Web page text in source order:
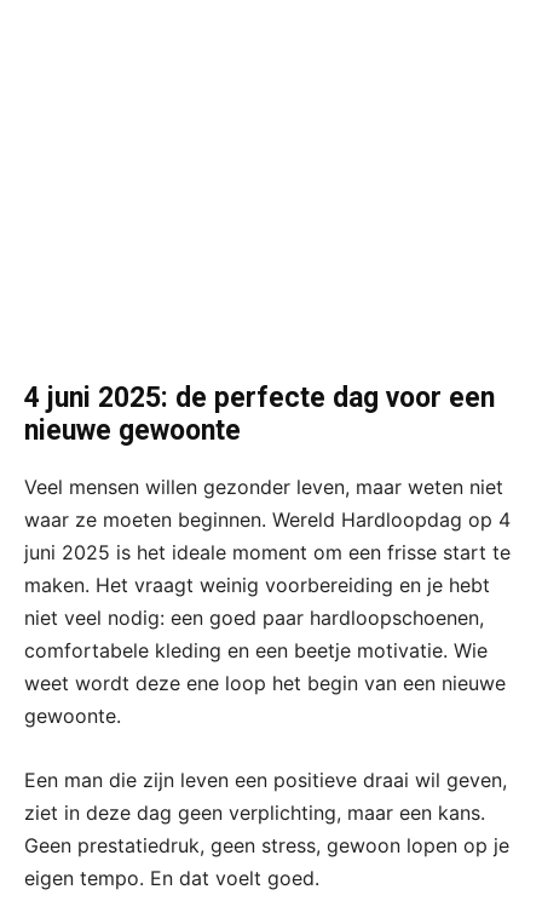
4 juni 2025: de perfecte dag voor een
nieuwe gewoonte
Veel mensen willen gezonder leven, maar weten niet
waar ze moeten beginnen. Wereld Hardloopdag op 4
juni 2025 is het ideale moment om een frisse start te
maken. Het vraagt weinig voorbereiding en je hebt
niet veel nodig: een goed paar hardloopschoenen,
comfortabele kleding en een beetje motivatie. Wie
weet wordt deze ene loop het begin van een nieuwe
gewoonte.
Een man die zijn leven een positieve draai wil geven,
ziet in deze dag geen verplichting, maar een kans.
Geen prestatiedruk, geen stress, gewoon lopen op je
eigen tempo. En dat voelt goed.